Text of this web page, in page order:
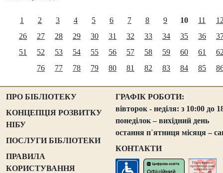
1 2 3 4 5 6 7 8 9 10 11
26
27 28 29 30 31 32 33 34 35 36
51
52 53 54 55 56 57 58 59 60 61
76
77 78 79 80 81 82 83 84 85
ПРО БІБЛІОТЕКУ
КОНЦЕПЦІЯ РОЗВИТКУ
НІБУ
ПОСЛУГИ БІБЛІОТЕКИ
ПРАВИЛА
КОРИСТУВАННЯ
ГРАФІК РОБОТИ:
вівторок - неділя: з 10:00 до
понеділок – вихідний день
остання п`ятниця місяця –
КОНТАКТИ